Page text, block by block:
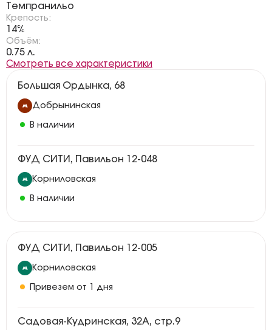
Темпранильо
Крепость:
14%
Объём:
0.75 л.
Смотреть все характеристики
Большая Ордынка, 68
Добрынинская
В наличии
ФУД СИТИ, Павильон 12-048
Корниловская
В наличии
ФУД СИТИ, Павильон 12-005
Корниловская
Привезем от 1 дня
Садовая-Кудринская, 32А, стр.9